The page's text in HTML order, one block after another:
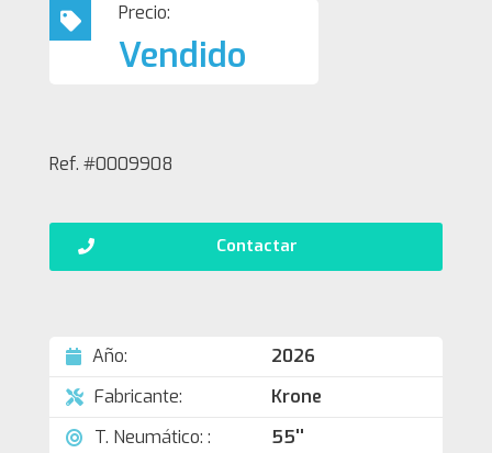
Precio:
Vendido
Ref. #0009908
Contactar
Año:
2026
Fabricante:
Krone
T. Neumático: :
55''